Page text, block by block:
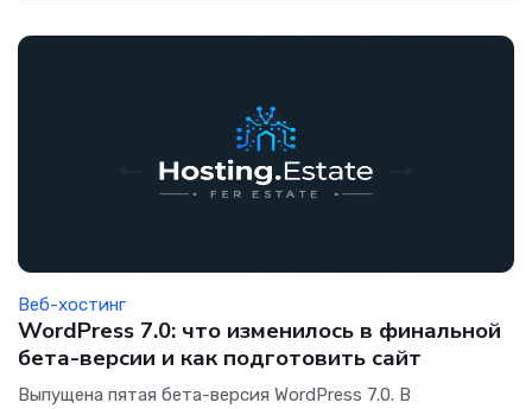
Веб-хостинг
WordPress 7.0: что изменилось в финальной
бета-версии и как подготовить сайт
Выпущена пятая бета-версия WordPress 7.0. В